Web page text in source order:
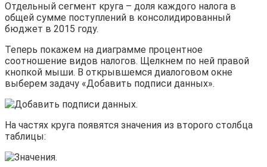
Отдельный сегмент круга – доля каждого налога в
общей сумме поступлений в консолидированный
бюджет в 2015 году.
Теперь покажем на диаграмме процентное
соотношение видов налогов. Щелкнем по ней правой
кнопкой мыши. В открывшемся диалоговом окне
выберем задачу «Добавить подписи данных».
На частях круга появятся значения из второго столбца
таблицы: